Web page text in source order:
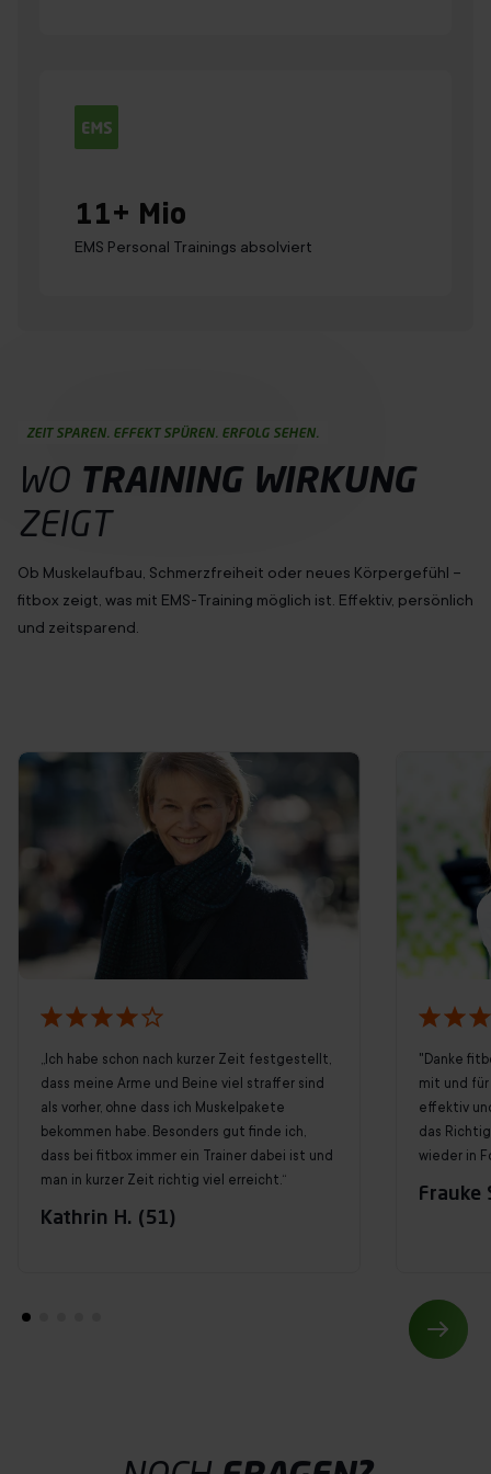
11+ Mio
EMS Personal Trainings absolviert
ZEIT SPAREN. EFFEKT SPÜREN. ERFOLG SEHEN.
WO TRAINING WIRKUNG
ZEIGT
Ob Muskelaufbau, Schmerzfreiheit oder neues Körpergefühl –
fitbox zeigt, was mit EMS-Training möglich ist. Effektiv, persönlich
und zeitsparend.
„Ich habe schon nach kurzer Zeit festgestellt,
dass meine Arme und Beine viel straffer sind
als vorher, ohne dass ich Muskelpakete
bekommen habe. Besonders gut finde ich,
dass bei fitbox immer ein Trainer dabei ist und
man in kurzer Zeit richtig viel erreicht.“
Kathrin H. (51)
"Danke
mit und für
effektiv
das
wieder in
Frauke